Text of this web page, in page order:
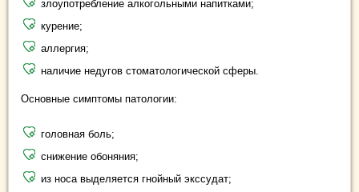
злоупотребление алкогольными напитками;
курение;
аллергия;
наличие недугов стоматологической сферы.
Основные симптомы патологии:
головная боль;
снижение обоняния;
из носа выделяется гнойный экссудат;